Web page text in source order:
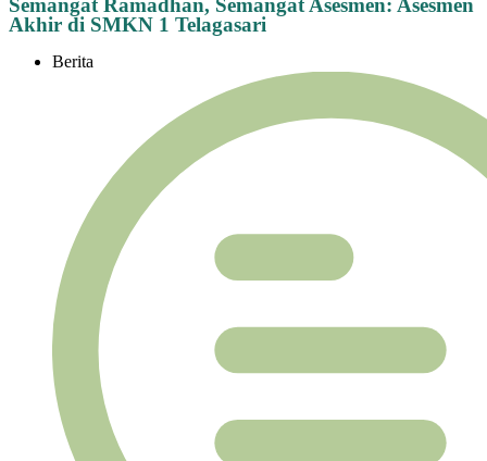
Semangat Ramadhan, Semangat Asesmen: Asesmen
Akhir di SMKN 1 Telagasari
Berita